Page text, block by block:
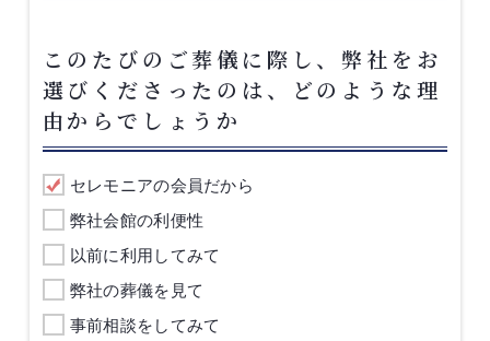
このたびのご葬儀に際し、弊社をお
選びくださったのは、どのような理
由からでしょうか
セレモニアの会員だから
弊社会館の利便性
以前に利用してみて
弊社の葬儀を見て
事前相談をしてみて